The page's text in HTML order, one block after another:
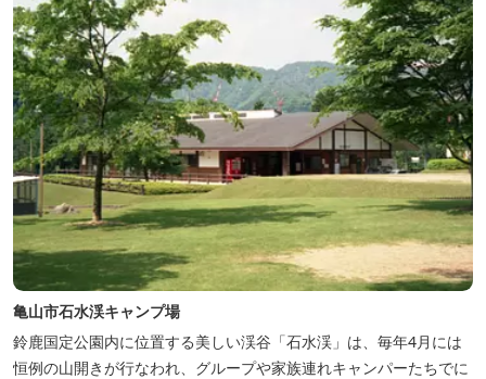
亀山市石水渓キャンプ場
鈴鹿国定公園内に位置する美しい渓谷「石水渓」は、毎年4月には
恒例の山開きが行なわれ、グループや家族連れキャンパーたちでに